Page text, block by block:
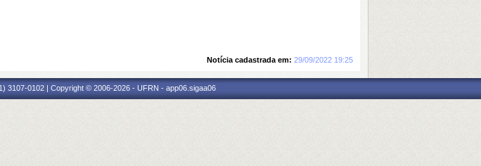
Notícia cadastrada em: 29/09/2022 19:25
3107-0102 | Copyright © 2006-2026 - UFRN - app06.sigaa06